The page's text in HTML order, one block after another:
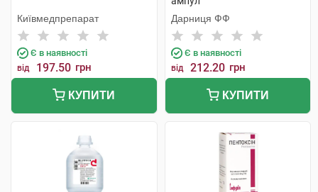
Київмедпрепарат
Є в наявності
від 197.50 грн
КУПИТИ
Дарниця ФФ
Є в наявності
від 212.20 грн
КУПИТИ